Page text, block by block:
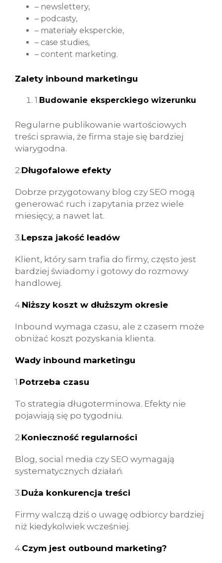
– newslettery,
– podcasty,
– materiały eksperckie,
– case studies,
– content marketing.
Zalety inbound marketingu
1.Budowanie eksperckiego wizerunku
Regularne publikowanie wartościowych
treści sprawia, że firma staje się bardziej
wiarygodna.
2.Długofalowe efekty
Dobrze przygotowany blog czy SEO mogą
generować ruch i zapytania przez wiele
miesięcy, a nawet lat.
3.Lepsza jakość leadów
Klient, który sam trafia do firmy, często jest
bardziej świadomy i gotowy do rozmowy
handlowej.
4.Niższy koszt w dłuższym okresie
Inbound wymaga czasu, ale z czasem może
obniżać koszt pozyskania klienta.
Wady inbound marketingu
1.Potrzeba czasu
To strategia długoterminowa. Efekty nie
pojawiają się po tygodniu.
2.Konieczność regularności
Blog, social media czy SEO wymagają
systematycznych działań.
3.Duża konkurencja treści
Firmy walczą dziś o uwagę odbiorcy bardziej
niż kiedykolwiek wcześniej.
4.Czym jest outbound marketing?